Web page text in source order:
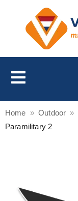
Home » Outdoor »
Paramilitary 2